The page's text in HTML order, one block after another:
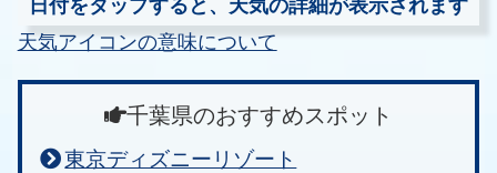
日付をタップすると、天気の詳細が表示されます
天気アイコンの意味について
千葉県のおすすめスポット
東京ディズニーリゾート